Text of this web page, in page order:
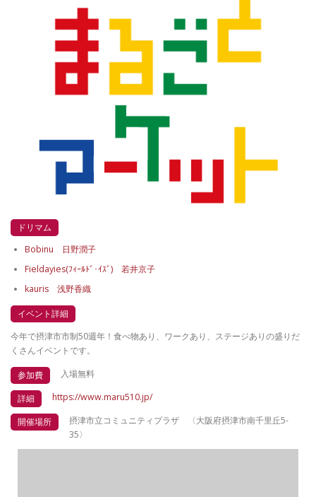
ドリマム
Bobinu 日野潤子
Fieldayies(ﾌｨｰﾙﾄﾞ･ｲｽﾞ) 若井京子
kauris 浅野香織
イベント詳細
今年で摂津市市制50週年！食べ物あり、ワークあり、ステージありの盛りだ
くさんイベントです。
参加費 入場無料
詳細 https://www.maru510.jp/
開催場所
摂津市立コミュニティプラザ 〈大阪府摂津市南千里丘5-
35〉